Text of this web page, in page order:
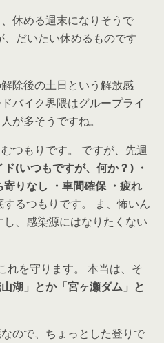
休める週末になりそうで
だいたい休めるものです
除後の土日という解放感
バイク界隈はグループライ
が多そうですね。
つもりです。 ですが、先週
ド(いつもですが、何か？) ・
りなし ・車間確保 ・疲れ
するつもりです。 ま、怖いん
、感染源にはなりたくない
れを守ります。 本当は、そ
湖」とか「宮ヶ瀬ダム」と
ので、ちょっとした登りで